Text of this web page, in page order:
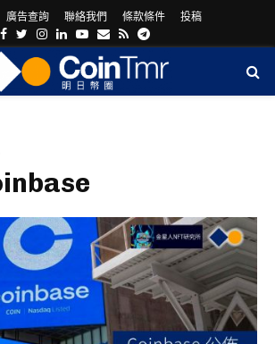
廣告查詢 聯絡我們 條款條件 投稿
Facebook
Twitter
Instagram
LinkedinYoutube
Email
RssTelegram